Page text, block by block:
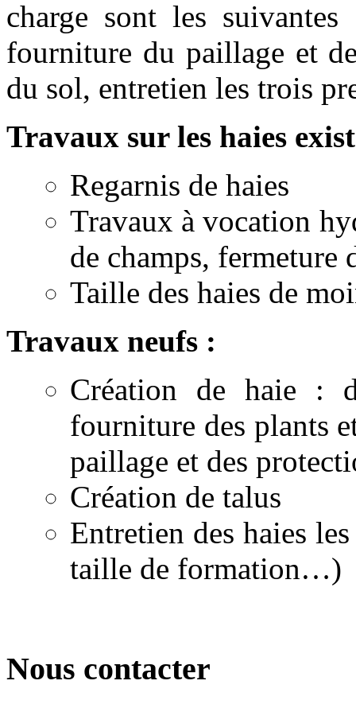
charge sont les
fourniture du paillage et
du sol, entretien les trois
Travaux sur les haies
Regarnis de haies
Travaux à vocation
de champs,
Taille des haies de
Travaux neufs :
Création de haie :
fourniture des plants
paillage et des
Création de talus
Entretien des haies
taille de formation…)
Nous contacter